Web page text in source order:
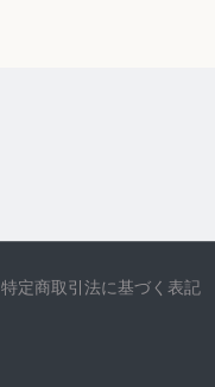
特定商取引法に基づく表記